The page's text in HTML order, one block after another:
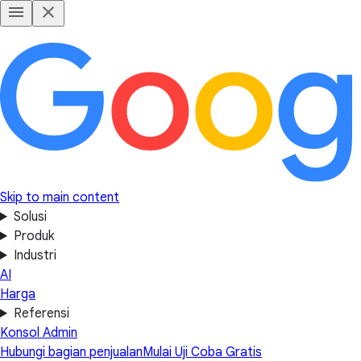
Skip to main content
Solusi
Produk
Industri
AI
Harga
Referensi
Konsol Admin
Hubungi bagian penjualanMulai Uji Coba Gratis